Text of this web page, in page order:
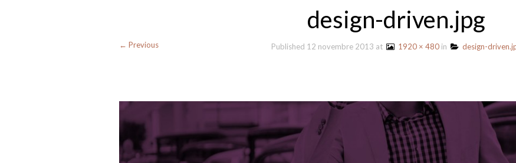
design-driven.jpg
Published 12 novembre 2013 at 1920 × 480in design-
← Previous